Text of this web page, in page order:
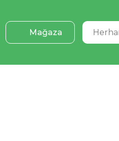
Mağaza